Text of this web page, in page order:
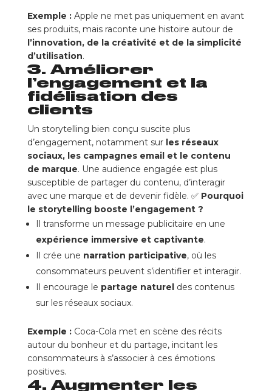
Exemple :Apple ne met pas uniquement en avant
ses produits, mais raconte une histoire autour de
l’innovation, de la créativité et de la simplicité
d’utilisation.
3. Améliorer
l’engagement et la
fidélisation des
clients
Un storytelling bien conçu suscite plus
d’engagement, notamment sur les réseaux
sociaux, les campagnes email et le contenu
de marque. Une audience engagée est plus
susceptible de partager du contenu, d’interagir
avec une marque et de devenir fidèle. ✅ Pourquoi
le storytelling booste l’engagement ?
Il transforme un message publicitaire en une
expérience immersive et captivante.
Il crée une narration participative, où les
consommateurs peuvent s’identifier et interagir.
Il encourage le partage natureldes contenus
sur les réseaux sociaux.
Exemple :Coca-Cola met en scène des récits
autour du bonheur et du partage, incitant les
consommateurs à s’associer à ces émotions
positives.
4. Augmenter les